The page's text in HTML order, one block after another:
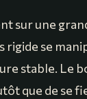
sur une
rigide se
stable. Le
que de se